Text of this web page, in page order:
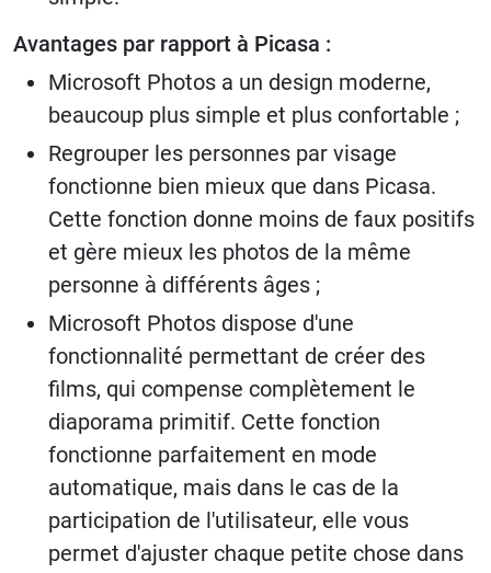
Avantages par rapport à Picasa :
Microsoft Photos a un design moderne,
beaucoup plus simple et plus confortable ;
Regrouper les personnes par visage
fonctionne bien mieux que dans Picasa.
Cette fonction donne moins de faux positifs
et gère mieux les photos de la même
personne à différents âges ;
Microsoft Photos dispose d'une
fonctionnalité permettant de créer des
films, qui compense complètement le
diaporama primitif. Cette fonction
fonctionne parfaitement en mode
automatique, mais dans le cas de la
participation de l'utilisateur, elle vous
permet d'ajuster chaque petite chose dans